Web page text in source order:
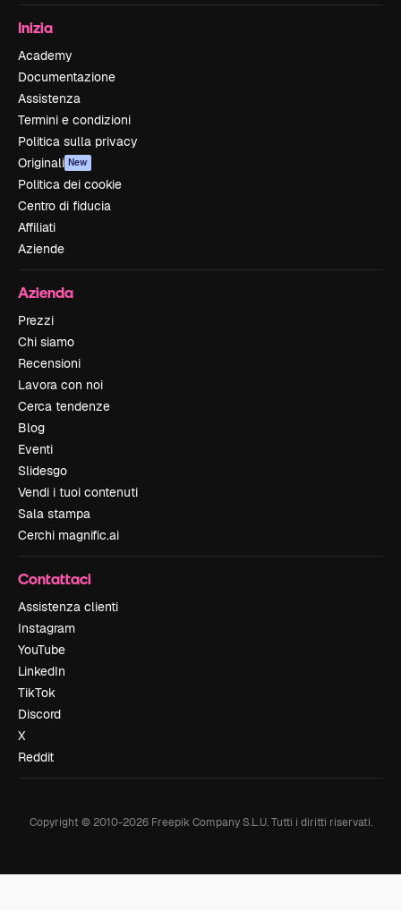
Inizia
Academy
Documentazione
Assistenza
Termini e condizioni
Politica sulla privacy
Originali New
Politica dei cookie
Centro di fiducia
Affiliati
Aziende
Azienda
Prezzi
Chi siamo
Recensioni
Lavora con noi
Cerca tendenze
Blog
Eventi
Slidesgo
Vendi i tuoi contenuti
Sala stampa
Cerchi magnific.ai
Contattaci
Assistenza clienti
Instagram
YouTube
LinkedIn
TikTok
Discord
X
Reddit
Copyright © 2010-2026Freepik Company S.L.U. Tutti i diritti riservati.